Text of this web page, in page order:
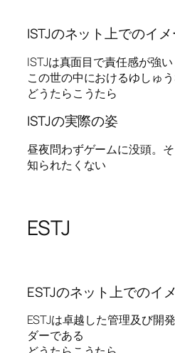
ISTJのネット上でのイ
ISTJは真面目で責任感が強い
この世の中におけるゆしゅ
どうたらこうたら
ISTJの実際の姿
昼夜問わずゲームに没頭。
知られたくない
ESTJ
ESTJのネット上でのイ
ESTJは卓越した管理及び開
ダーである